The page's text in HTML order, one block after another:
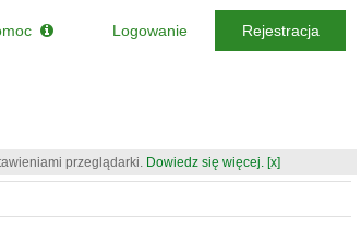
przeglądarki. Dowiedz się więcej. [x]
Logowanie Rejestracja